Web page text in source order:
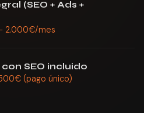
(SEO + Ads +
2.000€/mes
SEO incluido
(pago único)